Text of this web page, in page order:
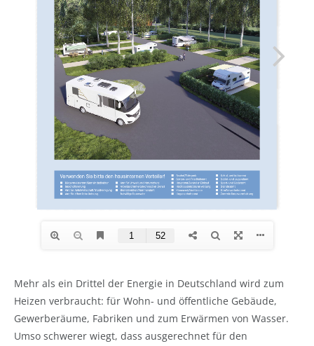
Mehr als ein Drittel der Energie in Deutschland wird zum
Heizen verbraucht: für Wohn- und öffentliche Gebäude,
Gewerberäume, Fabriken und zum Erwärmen von Wasser.
Umso schwerer wiegt, dass ausgerechnet für den